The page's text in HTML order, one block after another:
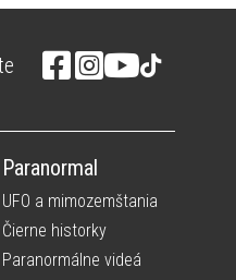
Paranormal
UFO a mimozemštania
Čierne historky
Paranormálne videá